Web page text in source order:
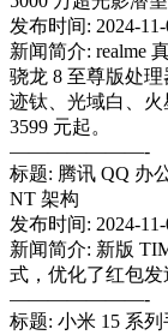
发布时间: 2024-
新闻简介: realme
骁龙 8 至尊版处
迹钛、光域白、火
3599 元起。
———————-
标题: 腾讯 QQ 办
NT 架构
发布时间: 2024-
新闻简介: 新版
式，优化了红包发
———————-
标题: 小米 15 系